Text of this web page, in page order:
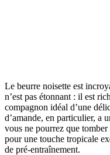
Le beurre noisette est
n’est pas étonnant : il est
compagnon idéal d’une
d’amande, en particulier, a
vous ne pourrez que
pour une touche tropicale
de pré-entraînement.